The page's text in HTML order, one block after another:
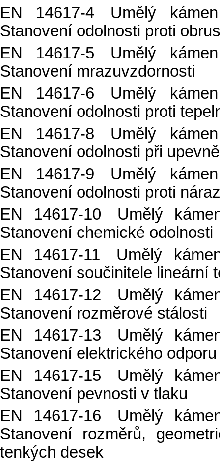
EN 14617-4
Umělý
Stanovení odolnosti proti
EN 14617-5
Umělý
Stanovení mrazuvzdornosti
EN 14617-6
Umělý
Stanovení odolnosti proti
EN 14617-8 Umělý
Stanovení odolnosti při
EN 14617-9
Umělý
Stanovení odolnosti proti
EN 14617-10 Umělý
Stanovení chemické odolnosti
EN 14617-11 Umělý
Stanovení součinitele lineární
EN 14617-12 Umělý
Stanovení rozměrové stálosti
EN 14617-13 Umělý
Stanovení elektrického odporu
EN 14617-15 Umělý
Stanovení pevnosti v tlaku
EN 14617-16 Umělý
Stanovení rozměrů,
tenkých desek